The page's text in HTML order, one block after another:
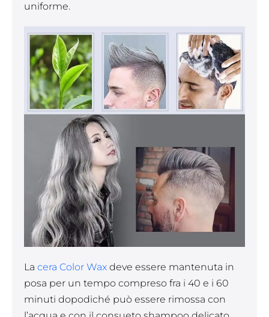
uniforme.
La cera Color Wax deve essere mantenuta in
posa per un tempo compreso fra i 40 e i 60
minuti dopodiché può essere rimossa con